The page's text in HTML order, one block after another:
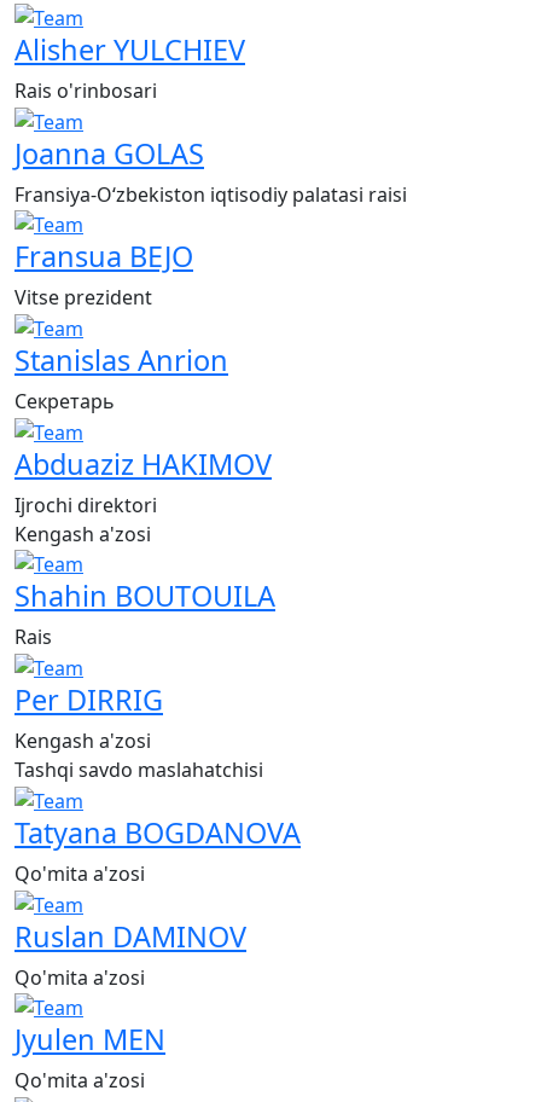
Alisher YULCHIEV
Rais o'rinbosari
Joanna GOLAS
Fransiya-O‘zbekiston iqtisodiy palatasi raisi
Fransua BEJO
Vitse prezident
Stanislas Anrion
Секретарь
Abduaziz HAKIMOV
Ijrochi direktori
Kengash a'zosi
Shahin BOUTOUILA
Rais
Per DIRRIG
Kengash a'zosi
Tashqi savdo maslahatchisi
Tatyana BOGDANOVA
Qo'mita a'zosi
Ruslan DAMINOV
Qo'mita a'zosi
Jyulen MEN
Qo'mita a'zosi